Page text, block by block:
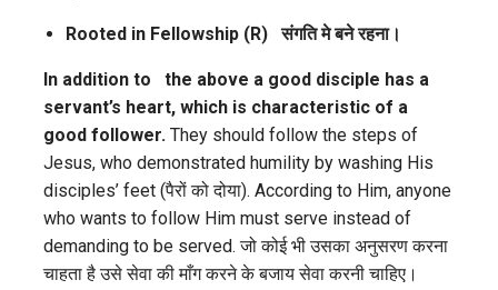
Rooted in Fellowship (R)संगति मे बने रहना।
In addition to the above a good disciple has a
servant’s heart, which is characteristic of a
good follower. They should follow the steps of
Jesus, who demonstrated humility by washing His
disciples’ feet (पैरों को दोया). According to Him, anyone
who wants to follow Him must serve instead of
demanding to be served. जो कोई भी उसका अनुसरण करना
चाहता है उसे सेवा की माँग करने के बजाय सेवा करनी चाहिए।